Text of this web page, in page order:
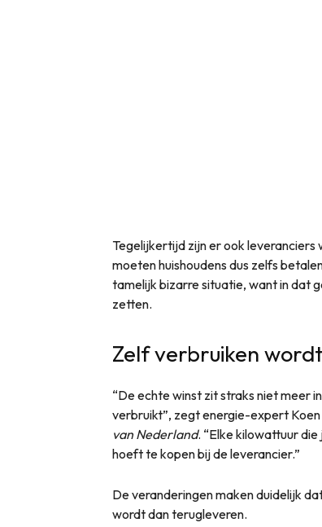
Tegelijkertijd zijn er ook leveranciers
moeten huishoudens dus zelfs
tamelijk bizarre situatie, want in dat
zetten.
Zelf verbruiken
“De echte winst zit straks niet meer
verbruikt”, zegt energie-expert
van Nederland. “Elke kilowattuur
hoeft te kopen bij de leverancier.”
De veranderingen maken duidelijk
wordt dan terugleveren.